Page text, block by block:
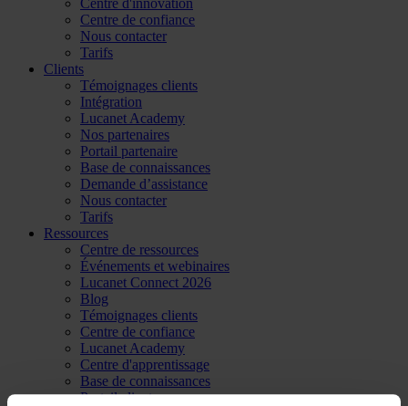
Centre d'innovation
Centre de confiance
Nous contacter
Tarifs
Clients
Témoignages clients
Intégration
Lucanet Academy
Nos partenaires
Portail partenaire
Base de connaissances
Demande d’assistance
Nous contacter
Tarifs
Ressources
Centre de ressources
Événements et webinaires
Lucanet Connect 2026
Blog
Témoignages clients
Centre de confiance
Lucanet Academy
Centre d'apprentissage
Base de connaissances
Portail client